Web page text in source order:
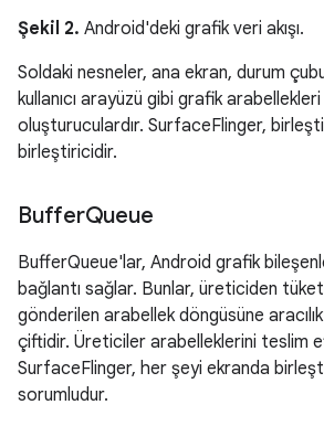
Şekil 2. Android'deki grafik veri akışı.
Soldaki nesneler, ana ekran, durum
kullanıcı arayüzü gibi grafik
oluşturuculardır. SurfaceFlinger,
birleştiricidir.
BufferQueue
BufferQueue'lar, Android grafik
bağlantı sağlar. Bunlar, üreticiden
gönderilen arabellek döngüsüne
çiftidir. Üreticiler arabelleklerini teslim
SurfaceFlinger, her şeyi ekranda
sorumludur.